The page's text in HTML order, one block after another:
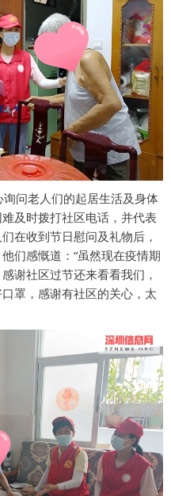
问老人们的起居生活及身体
及时拨打社区电话，并代表
在收到节日慰问及礼物后，
们感慨道：“虽然现在疫情期
谢社区过节还来看看我们，
罩，感谢有社区的关心，太